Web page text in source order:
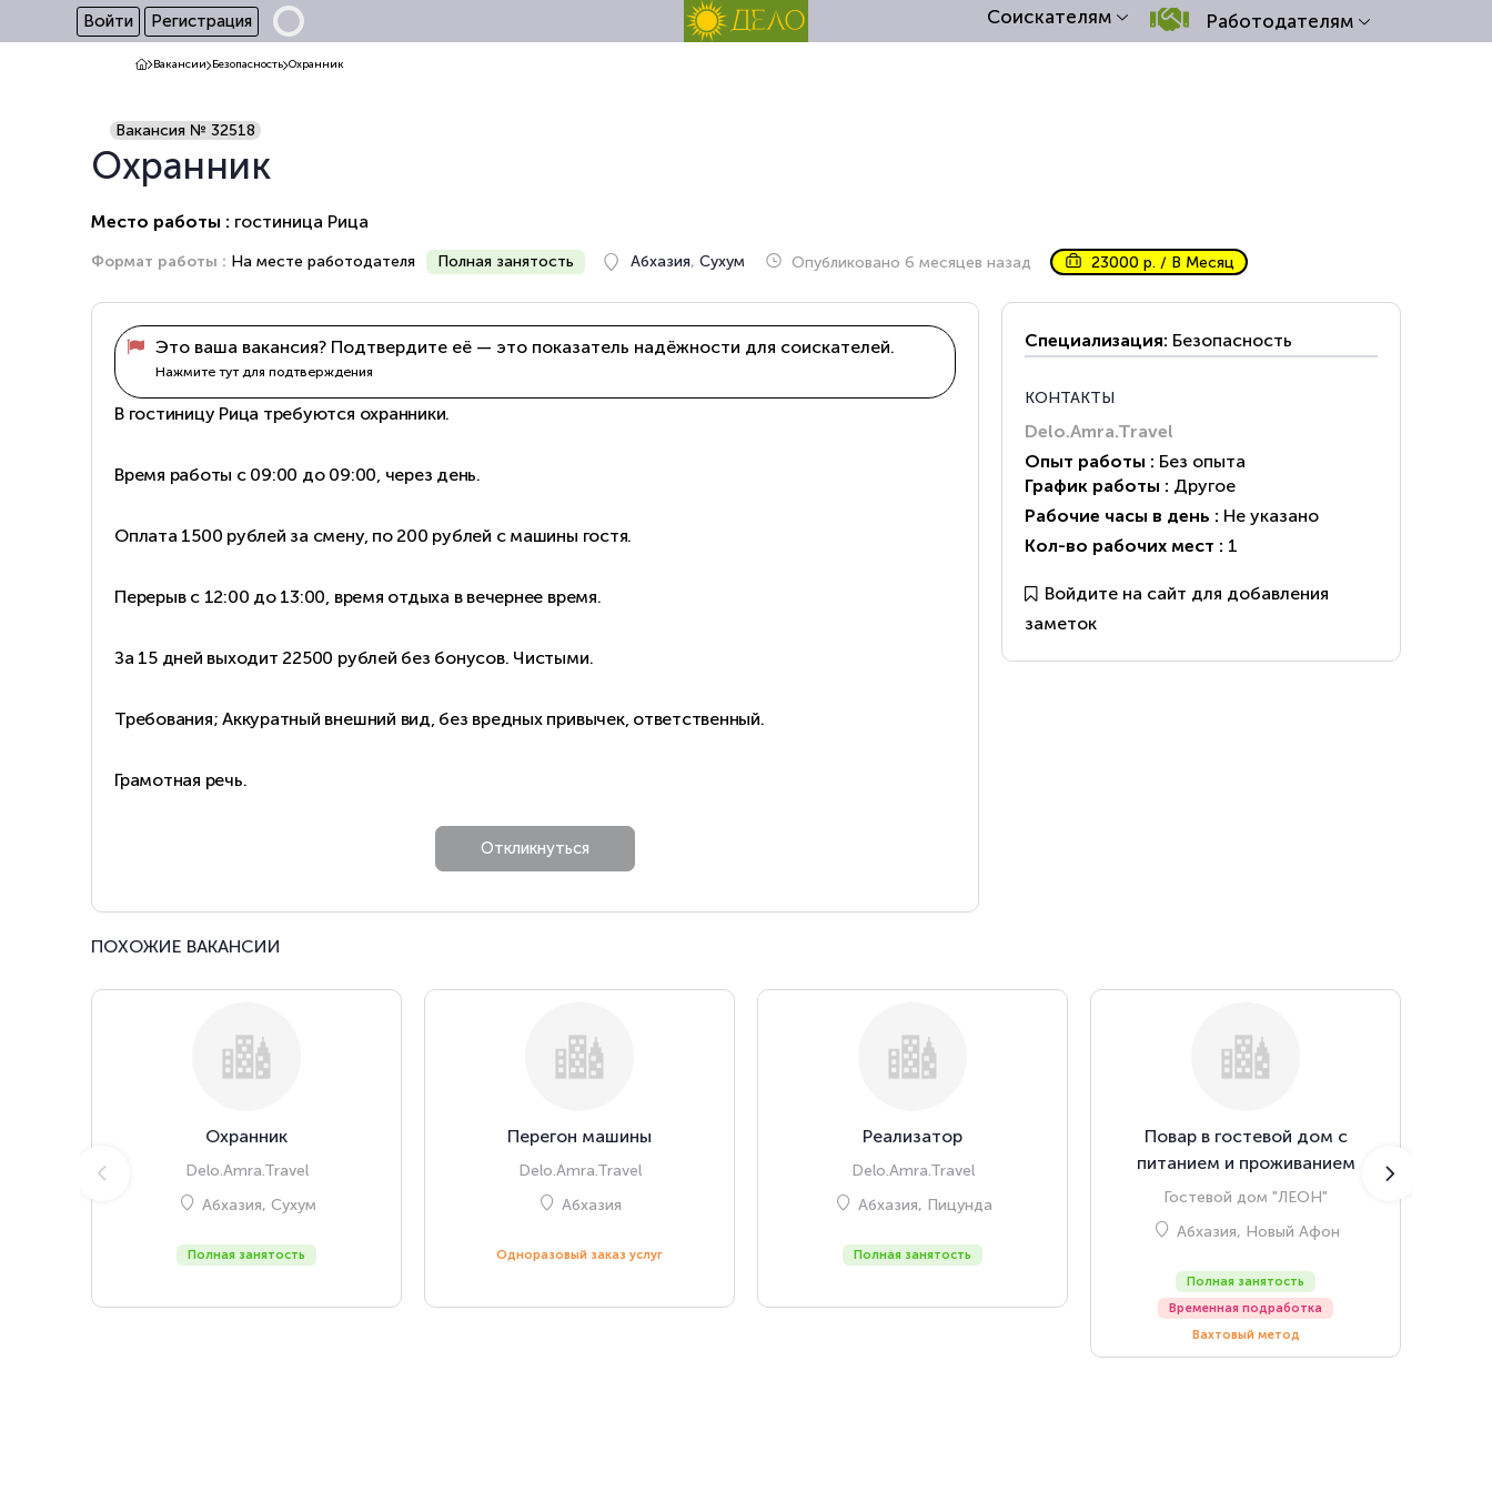
Войти Регистрация Соискателям Работодателям
Вакансии Безопасность Охранник
Охранник
Место работы : гостиница Рица
Формат работы : На месте работодателя Полная занятость Абхазия, Сухум Опубликовано 6 месяцев назад 23000 р. / В Месяц
Вакансия № 32518
Это ваша вакансия? Подтвердите её — это показатель надёжности для соискателей.
Нажмите тут для подтверждения
В гостиницу Рица требуются охранники.
Время работы с 09:00 до 09:00, через день.
Оплата 1500 рублей за смену, по 200 рублей с машины гостя.
Перерыв с 12:00 до 13:00, время отдыха в вечернее время.
За 15 дней выходит 22500 рублей без бонусов. Чистыми.
Требования; Аккуратный внешний вид, без вредных привычек, ответственный.
Грамотная речь.
Специализация: Безопасность
КОНТАКТЫ
Delo.Amra.Travel
Опыт работы : Без опыта
График работы : Другое
Рабочие часы в день : Не указано
Кол-во рабочих мест : 1
Войдите на сайт для добавления
заметок
ПОХОЖИЕ ВАКАНСИИ
Охранник
Delo.Amra.Travel
Абхазия, Сухум
Полная занятость
Перегон машины
Delo.Amra.Travel
Абхазия
Одноразовый заказ услуг
Реализатор
Delo.Amra.Travel
Абхазия, Пицунда
Полная занятость
Повар в гостевой дом с
питанием и проживанием
Гостевой дом "ЛЕОН"
Абхазия, Новый Афон
Полная занятость
Временная подработка
Вахтовый метод